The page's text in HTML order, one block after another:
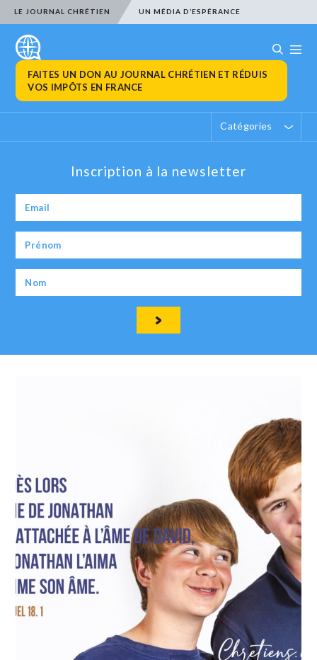
LE JOURNAL CHRÉTIEN UN MÉDIA D’ESPÉRANCE
FAITES UN DON AU JOURNAL CHRÉTIEN ET RÉDUIS
VOS IMPÔTS EN FRANCE
Catégories
Inscription à la newsletter